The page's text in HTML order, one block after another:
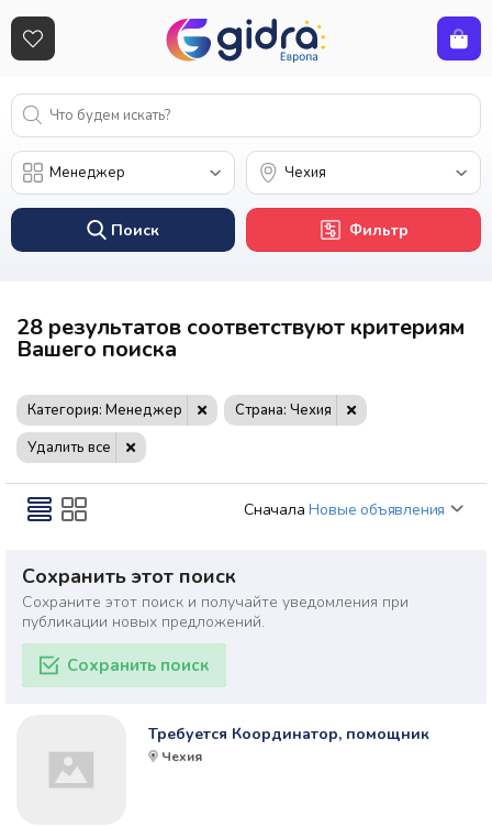
Поиск Фильтр
28 результатов соответствуют критериям
Вашего поиска
Категория: Менеджер
Страна: Чехия
Удалить все
Сначала Новые объявления
Сохранить этот поиск
Сохраните этот поиск и получайте уведомления при
публикации новых предложений.
Сохранить поиск
Требуется Координатор, помощник
Чехия